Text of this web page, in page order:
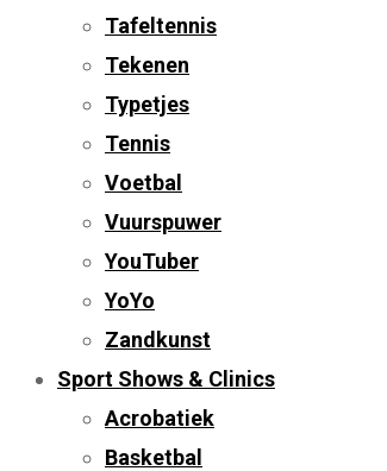
Tafeltennis
Tekenen
Typetjes
Tennis
Voetbal
Vuurspuwer
YouTuber
YoYo
Zandkunst
Sport Shows & Clinics
Acrobatiek
Basketbal